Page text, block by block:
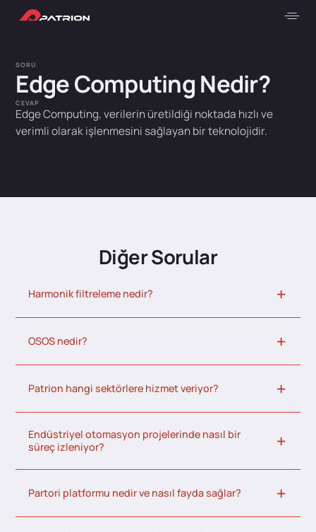
SORU
Edge Computing Nedir?
CEVAP
Edge Computing, verilerin üretildiği noktada hızlı ve
verimli olarak işlenmesini sağlayan bir teknolojidir.
Diğer Sorular
Harmonik filtreleme nedir?
OSOS nedir?
Patrion hangi sektörlere hizmet veriyor?
Endüstriyel otomasyon projelerinde nasıl bir
süreç izleniyor?
Partori platformu nedir ve nasıl fayda sağlar?